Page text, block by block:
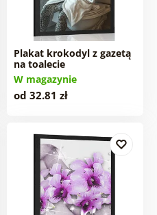
Plakat krokodyl z gazetą
na toalecie
W magazynie
od 32.81 zł